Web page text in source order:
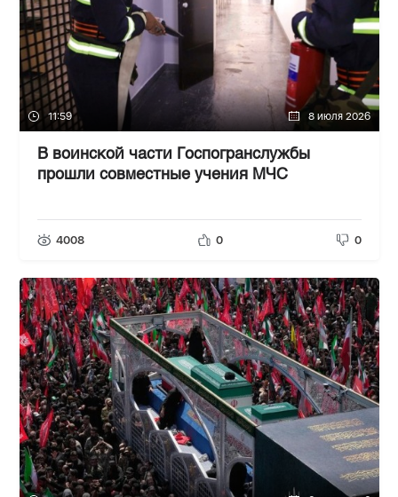
11:59 8 июля 2026
В воинской части Госпогранслужбы
прошли совместные учения МЧС
4008 0 0